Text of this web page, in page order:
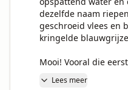
dezelfde naam
geschroeid vlees en
kringelde
Mooi! Vooral die
Lees meer